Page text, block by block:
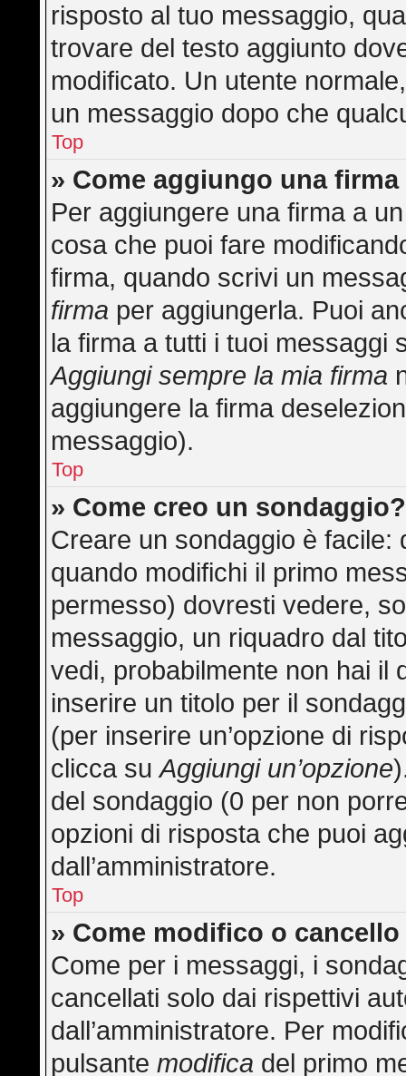
risposto al tuo messaggio,
trovare del testo aggiunto
modificato. Un utente
un messaggio dopo che
Top
» Come aggiungo una
Per aggiungere una firma a
cosa che puoi fare
firma, quando scrivi un
firma per aggiungerla. Puoi
la firma a tutti i tuoi messaggi
Aggiungi sempre la mia firma
aggiungere la firma
messaggio).
Top
» Come creo un sondaggio?
Creare un sondaggio è
quando modifichi il primo
permesso) dovresti vedere,
messaggio, un riquadro dal
vedi, probabilmente non hai il
inserire un titolo per il
(per inserire un’opzione di
clicca suAggiungi un’opzione
del sondaggio (0 per non
opzioni di risposta che puoi
dall’amministratore.
Top
» Come modifico o
Come per i messaggi, i
cancellati solo dai rispettivi
dall’amministratore. Per
pulsantemodifica del primo